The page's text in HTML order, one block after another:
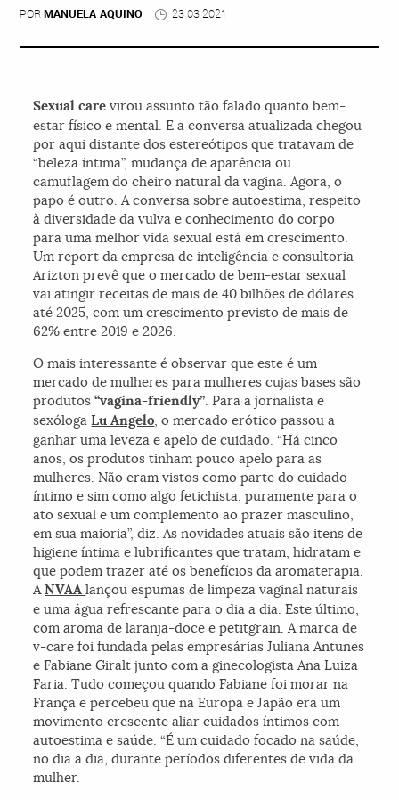
PORMANUELA AQUINO 23 03 2021
Sexual carevirou assunto tão falado quanto bem-
estar físico e mental. E a conversa atualizada chegou
por aqui distante dos estereótipos que tratavam de
“beleza íntima”, mudança de aparência ou
camuflagem do cheiro natural da vagina. Agora, o
papo é outro. A conversa sobre autoestima, respeito
à diversidade da vulva e conhecimento do corpo
para uma melhor vida sexual está em crescimento.
Um report da empresa de inteligência e consultoria
Arizton prevê que o mercado de bem-estar sexual
vai atingir receitas de mais de 40 bilhões de dólares
até 2025, com um crescimento previsto de mais de
62% entre 2019 e 2026.
O mais interessante é observar que este é um
mercado de mulheres para mulheres cujas bases são
produtos“vagina-friendly”. Para a jornalista e
sexólogaLu Angelo, o mercado erótico passou a
ganhar uma leveza e apelo de cuidado. “Há cinco
anos, os produtos tinham pouco apelo para as
mulheres. Não eram vistos como parte do cuidado
íntimo e sim como algo fetichista, puramente para o
ato sexual e um complemento ao prazer masculino,
em sua maioria”, diz. As novidades atuais são itens de
higiene íntima e lubrificantes que tratam, hidratam e
que podem trazer até os benefícios da aromaterapia.
ANVAAlançou espumas de limpeza vaginal naturais
e uma água refrescante para o dia a dia. Este último,
com aroma de laranja-doce e petitgrain. A marca de
v-care foi fundada pelas empresárias Juliana Antunes
e Fabiane Giralt junto com a ginecologista Ana Luiza
Faria. Tudo começou quando Fabiane foi morar na
França e percebeu que na Europa e Japão era um
movimento crescente aliar cuidados íntimos com
autoestima e saúde. “É um cuidado focado na saúde,
no dia a dia, durante períodos diferentes de vida da
mulher.